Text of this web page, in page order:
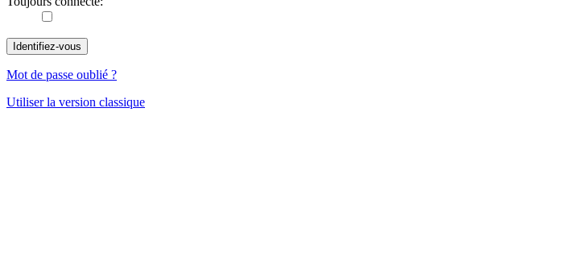
Mot de passe oublié ?
Utiliser la version classique